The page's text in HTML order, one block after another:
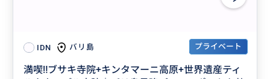
IDN バリ島 プライベート
満喫‼️ブサキ寺院+キンタマーニ高原+世界遺産ティ